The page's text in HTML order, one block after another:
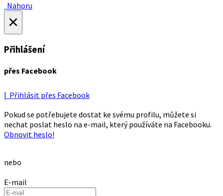
Nahoru
×
Přihlášení
přes Facebook
| Přihlásit přes Facebook
Pokud se potřebujete dostat ke svému profilu, můžete si
nechat poslat heslo na e-mail, který používáte na Facebooku.
Obnovit heslo!
nebo
E-mail